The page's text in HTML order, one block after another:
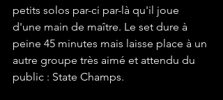
petits solos par-ci par-là qu'il joue
d'une main de maître. Le set dure à
peine 45 minutes mais laisse place à un
autre groupe très aimé et attendu du
public : State Champs.